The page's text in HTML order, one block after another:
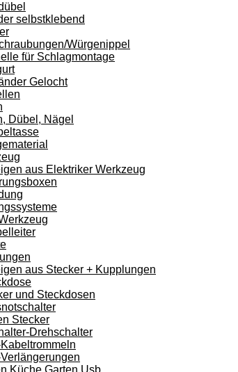
selbstklebend
Würgenippel
für Schlagmontage
Gelocht
Dübel, Nägel
aus Elektriker Werkzeug
aus Stecker + Kupplungen
und Steckdosen
Stecker
Drehschalter
Küche Garten Usb